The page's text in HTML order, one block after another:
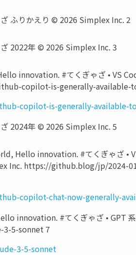
ふりかえり ©️ 2026 Simplex Inc. 2
2022年 ©️ 2026 Simplex Inc. 3
innovation. #てくぎゃざ • VS
copilot-is-generally-available-
copilot-is-generally-available-
2024年 ©️ 2026 Simplex Inc. 5
Hello innovation. #てくぎゃざ •
Inc. https://github.blog/jp/
copilot-chat-now-generally-
innovation. #てくぎゃざ • GPT
5-sonnet 7
3-5-sonnet